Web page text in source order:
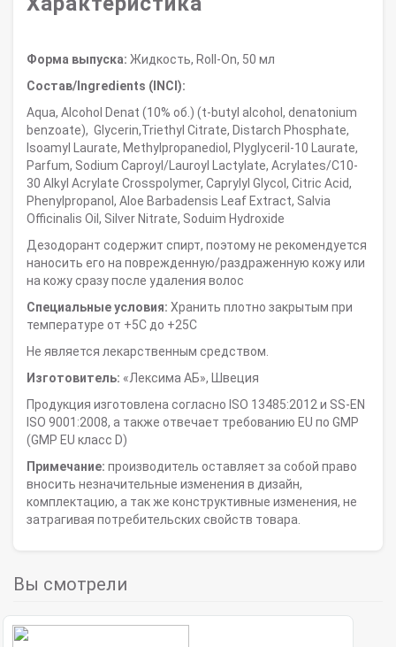
Форма выпуска: Жидкость, Roll-On, 50 мл
Состав/Ingredients (INCI):
Aqua, Alcohol Denat (10% об.) (t-butyl alcohol, denatonium
benzoate), Glycerin,Triethyl Citrate, Distarch Phosphate,
Isoamyl Laurate, Methylpropanediol, Plyglyceril-10 Laurate,
Parfum, Sodium Caproyl/Lauroyl Lactylate, Acrylates/C10-
30 Alkyl Acrylate Crosspolymer, Caprylyl Glycol, Citric Acid,
Phenylpropanol, Aloe Barbadensis Leaf Extract, Salvia
Officinalis Oil, Silver Nitrate, Soduim Hydroxide
Дезодорант содержит спирт, поэтому не рекомендуется
наносить его на поврежденную/раздраженную кожу или
на кожу сразу после удаления волос
Специальные условия: Хранить плотно закрытым при
температуре от +5С до +25С
Не является лекарственным средством.
Изготовитель: «Лексима АБ», Швеция
Продукция изготовлена согласно ISO 13485:2012 и SS-EN
ISO 9001:2008, а также отвечает требованию EU по GMP
(GMP EU класс D)
Примечание: производитель оставляет за собой право
вносить незначительные изменения в дизайн,
комплектацию, а так же конструктивные изменения, не
затрагивая потребительских свойств товара.
Вы смотрели